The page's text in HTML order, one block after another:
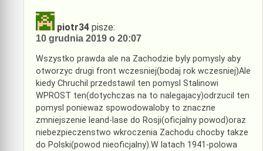
piotr34 pisze:
10 grudnia 2019 o 20:07
Wszystko prawda ale na Zachodzie byly pomysly aby
otworzyc drugi front wczesniej(bodaj rok wczesniej)Ale
kiedy Chruchil przedstawil ten pomysl Stalinowi
WPROST ten(dotychczas na to nalegajacy)odrzucil ten
pomysl poniewaz spowodowaloby to znaczne
zmniejszenie leand-lase do Rosji(oficjalny powod)oraz
niebezpieczenstwo wkroczenia Zachodu chocby takze
do Polski(powod nieoficjalny).W latach 1941-polowa